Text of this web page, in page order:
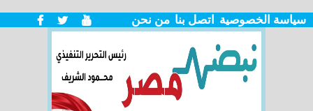
من نحن اتصل بنا سياسة الخصوصية